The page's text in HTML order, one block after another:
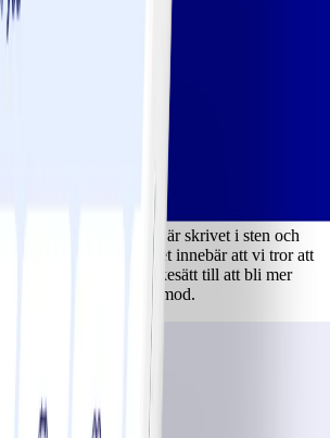
att vi tror att saker är skrivet i sten och
Ett dynamiskt mindset innebär att vi tror att
kan förändra ditt tankesätt till att bli mer
lite övning och tålamod.